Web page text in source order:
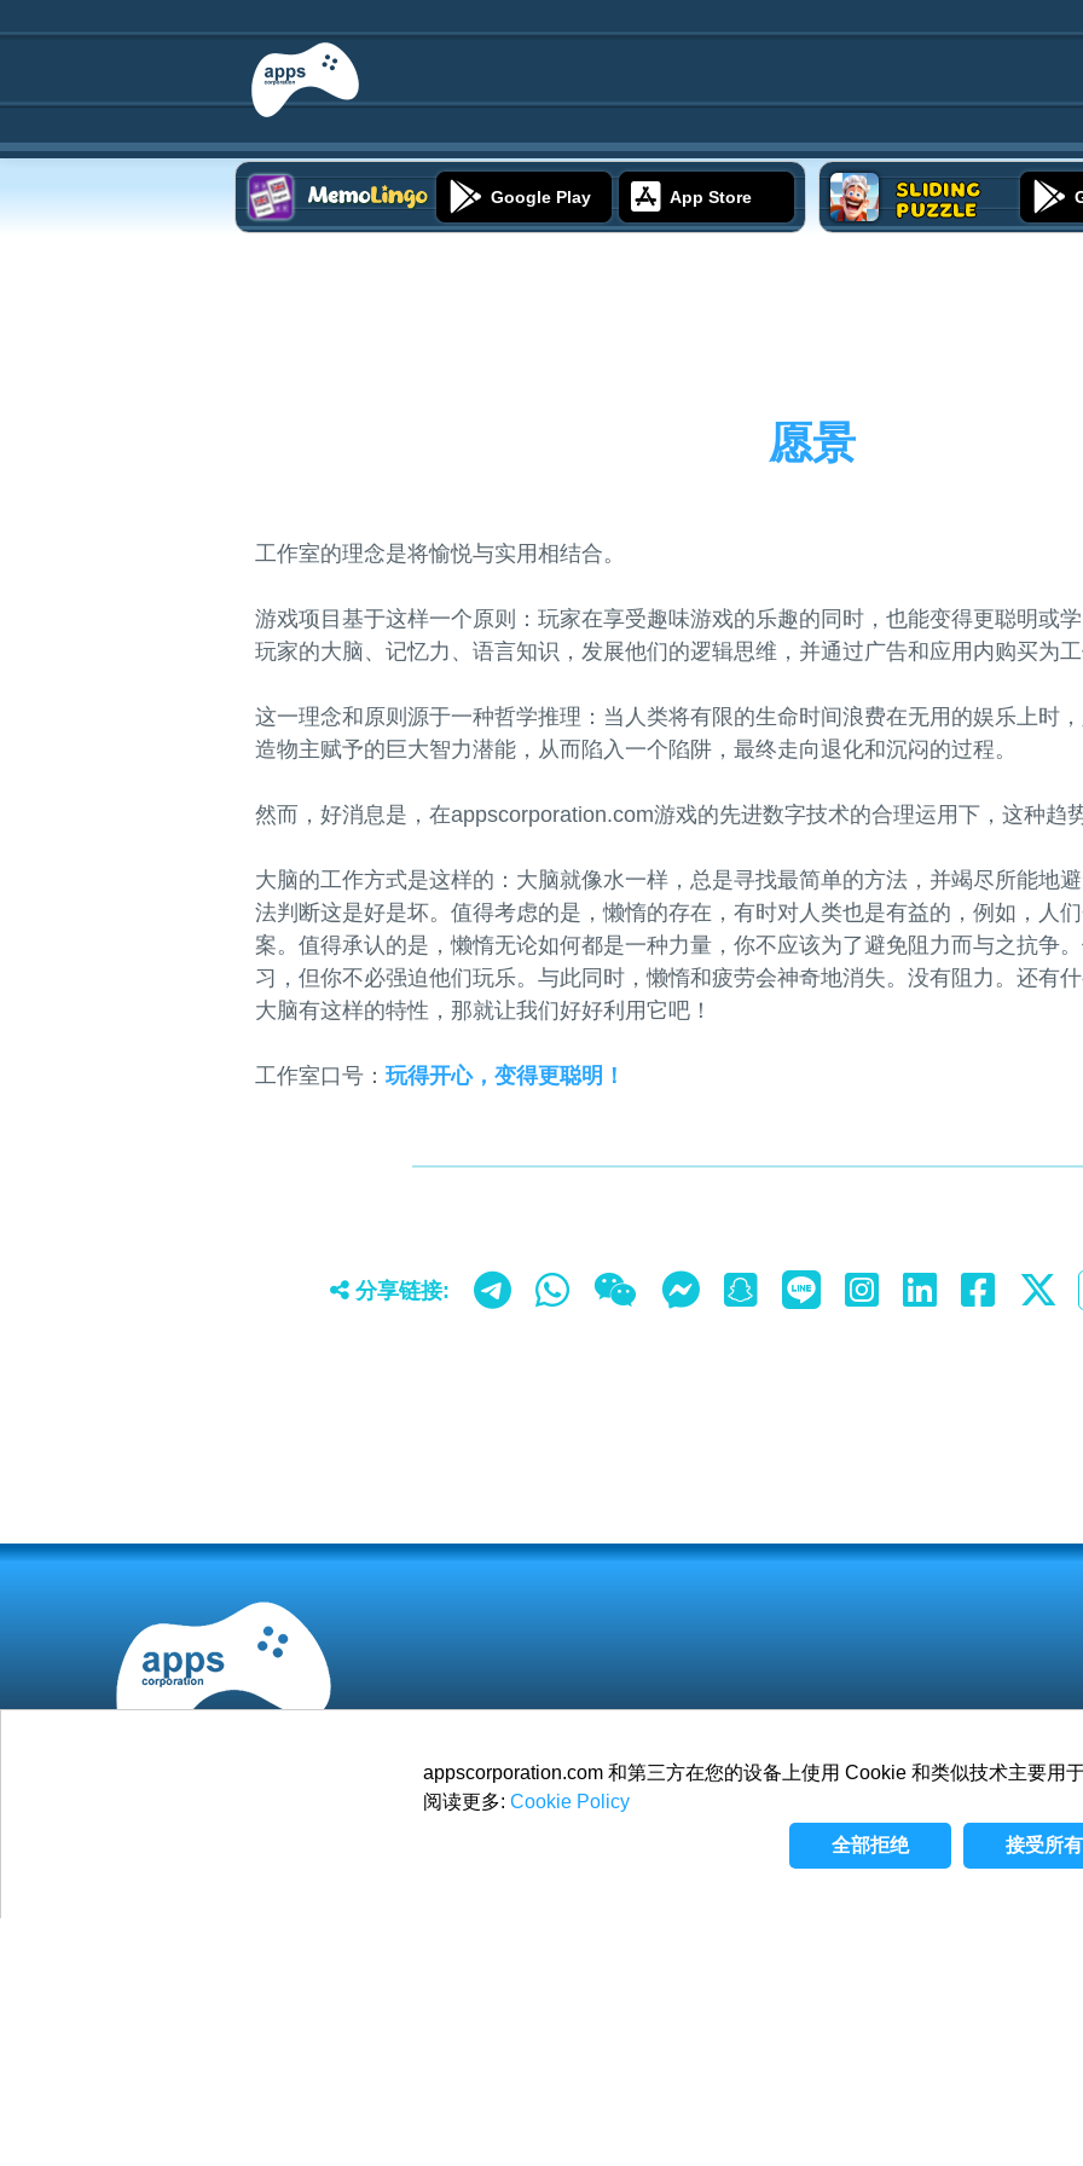
Google Play App Store Sliding
Puzzle
愿景
工作室的理念是将愉悦与实用相结合。
游戏项目基于这样一个原则：玩家在享受趣味游戏的乐趣的同时，也能变得更聪明或
玩家的大脑、记忆力、语言知识，发展他们的逻辑思维，并通过广告和应用内购买为工
这一理念和原则源于一种哲学推理：当人类将有限的生命时间浪费在无用的娱乐上时
造物主赋予的巨大智力潜能，从而陷入一个陷阱，最终走向退化和沉闷的过程。
然而，好消息是，在appscorporation.com游戏的先进数字技术的合理运用下，这种趋
大脑的工作方式是这样的：大脑就像水一样，总是寻找最简单的方法，并竭尽所能地
法判断这是好是坏。值得考虑的是，懒惰的存在，有时对人类也是有益的，例如，人
案。值得承认的是，懒惰无论如何都是一种力量，你不应该为了避免阻力而与之抗争
习，但你不必强迫他们玩乐。与此同时，懒惰和疲劳会神奇地消失。没有阻力。还有
大脑有这样的特性，那就让我们好好利用它吧！
工作室口号：玩得开心，变得更聪明！
分享链接:
游戏 愿景
appscorporation.com 和第三方在您的设备上使用 Cookie 和类似技术主要用于
阅读更多: Cookie Policy
接受所
全部拒绝